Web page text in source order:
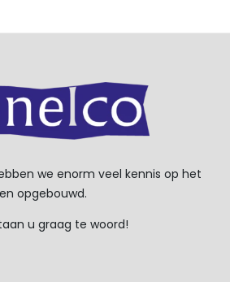
we enorm veel kennis op het
opgebouwd.
u graag te woord!